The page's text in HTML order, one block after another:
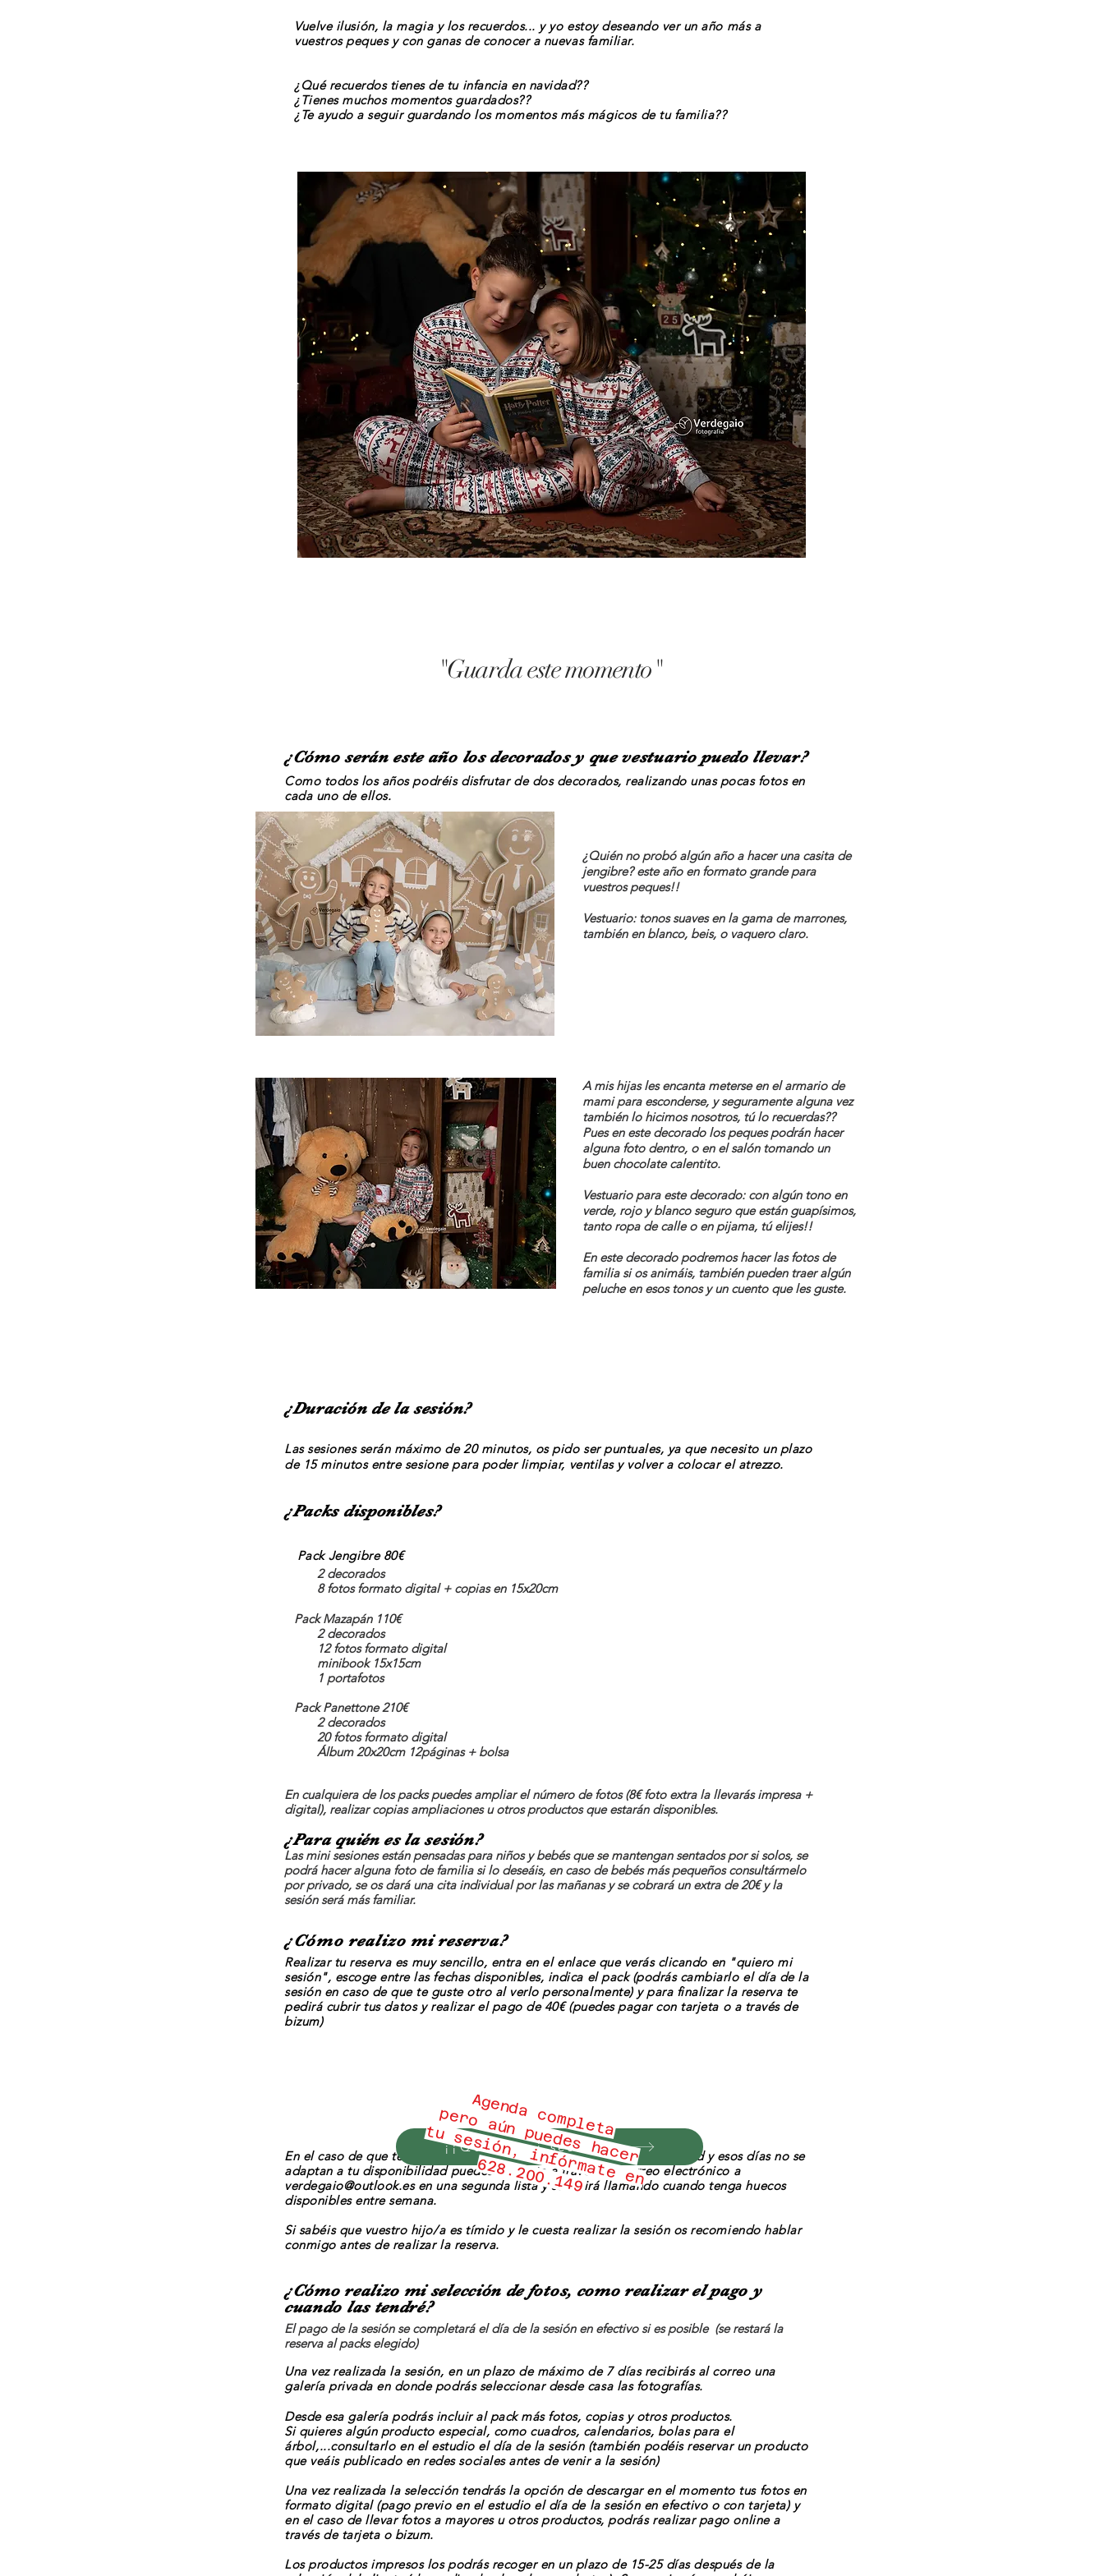
Vuelve ilusión, la magia y los recuerdos... y yo estoy deseando ver un año más a
vuestrospeques y con ganas de conocer a nuevas familiar.
¿Qué recuerdos tienes de tu infancia en navidad??
¿Tienes muchos momentos guardados??
¿Te ayudo a seguir guardando los momentos más mágicosde tu familia??
"Guarda este momento"
¿Cómo serán este año los decorados y que vestuario puedo llevar?
Como todos los años podréis disfrutarde dos decorados, realizando unas pocasfotos en
cada uno de ellos.
¿Duración de la sesión?
Las sesiones serán máximo de 20 minutos, os pido ser puntuales, ya que necesito un plazo
de 15 minutosentre sesione para poder limpiar, ventilas y volver a colocar el atrezzo.
¿Packs disponibles?
PackJengibre80€
2 decorados
8 fotos formato digital + copias en 15x20cm
Pack Mazapán 110€
2 decorados
12 fotos formato digital
minibook 15x15cm
1 portafotos
Pack Panettone 210€
2 decorados
20 fotos formato digital
Álbum 20x20cm 12páginas + bolsa
En cualquiera de los packs puedes ampliar el número de fotos (8€ foto extra la llevarás impresa +
digital), realizar copias ampliaciones u otros productos que estarán disponibles.
¿Para quién es la sesión?
Las mini sesiones están pensadas para niños y bebés que se mantengan sentados por si solos, se
podrá hacer alguna foto de familia si lo deseáis, en caso de bebés más pequeños consultármelo
por privado, se os dará una cita individual por las mañanas y se cobrará un extra de 20€ y la
sesión será más familiar.
¿Cómo realizo mi reserva?
Realizar tu reservaes muy sencillo, entra en el enlace que verás clicando en "quiero mi
sesión", escoge entre las fechas disponibles, indica el pack (podrás cambiarlo el día de la
sesión en caso de que te guste otro al verlo personalmente) ypara finalizar la reserva te
pedirá cubrir tus datosy realizarel pago de 40€ (puedes pagar con tarjeta o a través de
bizum)
En el caso de que tengas muchas ganas de realizar la sesión de navidad y esos días no se
adaptan a tu disponibilidad puedesanotarte atravésdel correoelectrónicoa
verdegaio@outlook.esen una segunda lista y se os irá llamando cuando tenga huecos
disponibles entre semana.
Sisabéisque vuestro hijo/a es tímido y le cuesta realizar la sesión os recomiendo hablar
conmigo antes de realizarla reserva.
¿Cómo realizo mi selección de fotos, como realizar el pago y
cuando las tendré?
El pago de la sesión se completará el día de la sesión en efectivo si es posible (se restará la
reserva al packs elegido)
Una vez realizada la sesión, en un plazo de máximo de 7 días recibirás al correo una
galería privada en donde podrás seleccionar desde casa las fotografías.
Desde esa galería podrás incluir al pack más fotos, copias y otros productos.
Si quieres algún producto especial, como cuadros, calendarios, bolas para el
árbol,...consultarloen el estudio el día de la sesión (también podéis reservar un producto
que veáispublicado en redes sociales antes de venir a la sesión)
Una vez realizada la selección tendrás la opción de descargar en el momento tus fotos en
formato digital (pago previo en el estudio el día de la sesión en efectivo o con tarjeta) y
en el caso de llevar fotos a mayores u otros productos, podrásrealizar pago online a
travésde tarjeta o bizum.
Los productos impresos los podrás recoger en un plazo de 15-25 días despuésde la
¿Quién no probó algún año a hacer una casita de
jengibre? este año en formato grande para
vuestros peques!!
Vestuario: tonos suaves en la gama de marrones,
también en blanco, beis, o vaquero claro.
A mis hijas les encanta meterse en el armario de
mami para esconderse, y seguramente alguna vez
también lo hicimos nosotros, tú lo recuerdas??
Pues en este decorado los peques podrán hacer
alguna foto dentro, o en el salón tomando un
buen chocolate calentito.
Vestuario para este decorado: con algún tono en
verde, rojo y blanco seguro que están guapísimos,
tanto ropa de calle o en pijama, tú elijes!!
En este decorado podremos hacer las fotos de
familia si os animáis, también pueden traer algún
peluche en esos tonos y un cuento que les guste.
¡¡Quiero mi sesión!!
Agenda completa
p
e
r
o
a
ú
n
p
u
e
d
e
s
h
a
c
e
r
t
u
s
e
s
i
ó
n
,
i
n
f
ó
r
m
a
t
e
e
n
6
2
8
.
2
0
0
.
1
4
9